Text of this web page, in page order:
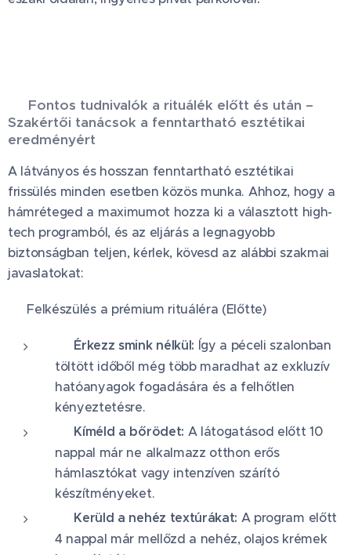
🛡️ Fontos tudnivalók a rituálék előtt és után –
Szakértői tanácsok a fenntartható esztétikai
eredményért
A látványos és hosszan fenntartható esztétikai
frissülés minden esetben közös munka. Ahhoz, hogy a
hámréteged a maximumot hozza ki a választott high-
tech programból, és az eljárás a legnagyobb
biztonságban teljen, kérlek, kövesd az alábbi szakmai
javaslatokat:
✨ Felkészülés a prémium rituáléra (Előtte)
💧 Érkezz smink nélkül: Így a péceli szalonban
töltött időből még több maradhat az exkluzív
hatóanyagok fogadására és a felhőtlen
kényeztetésre.
🌿 Kíméld a bőrödet: A látogatásod előtt 10
nappal már ne alkalmazz otthon erős
hámlasztókat vagy intenzíven szárító
készítményeket.
🚫 Kerüld a nehéz textúrákat: A program előtt
4 nappal már mellőzd a nehéz, olajos krémek